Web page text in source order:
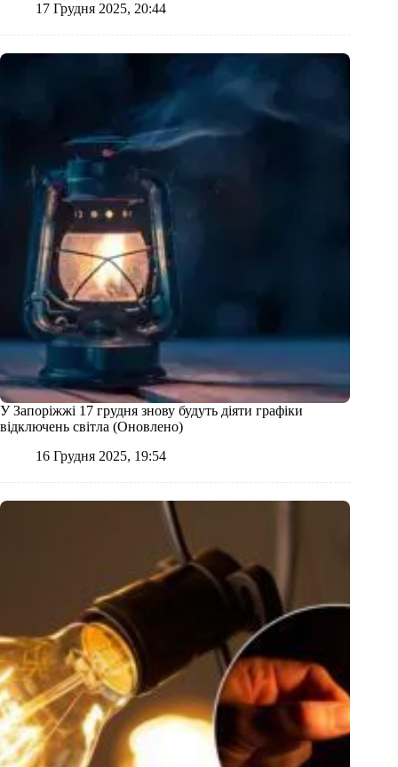
17 Грудня 2025, 20:44
У Запоріжжі 17 грудня знову будуть діяти графіки
відключень світла (Оновлено)
16 Грудня 2025, 19:54